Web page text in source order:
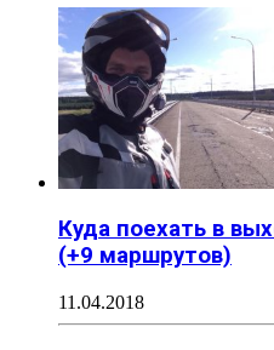
Куда поехать в
(+9 маршрутов)
11.04.2018